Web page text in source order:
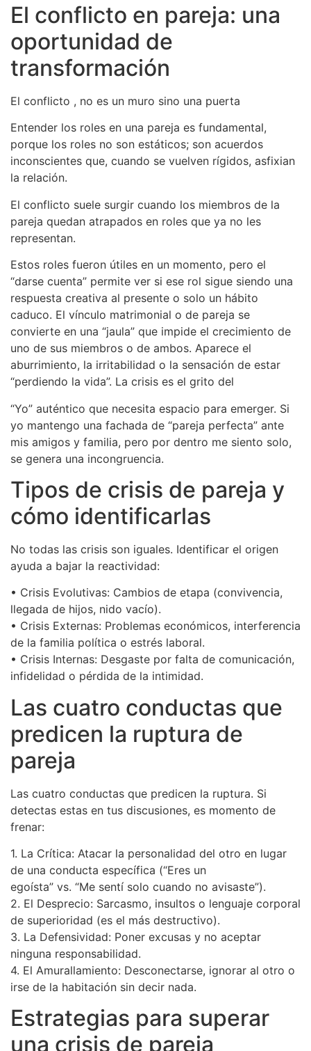
El conflicto en pareja: una
oportunidad de
transformación
El conflicto , no es un muro sino una puerta
Entender los roles en una pareja es fundamental,
porque los roles no son estáticos; son acuerdos
inconscientes que, cuando se vuelven rígidos, asfixian
la relación.
El conflicto suele surgir cuando los miembros de la
pareja quedan atrapados en roles que ya no les
representan.
Estos roles fueron útiles en un momento, pero el
“darse cuenta” permite ver si ese rol sigue siendo una
respuesta creativa al presente o solo un hábito
caduco. El vínculo matrimonial o de pareja se
convierte en una “jaula” que impide el crecimiento de
uno de sus miembros o de ambos. Aparece el
aburrimiento, la irritabilidad o la sensación de estar
“perdiendo la vida”. La crisis es el grito del
“Yo” auténtico que necesita espacio para emerger. Si
yo mantengo una fachada de “pareja perfecta” ante
mis amigos y familia, pero por dentro me siento solo,
se genera una incongruencia.
Tipos de crisis de pareja y
cómo identificarlas
No todas las crisis son iguales. Identificar el origen
ayuda a bajar la reactividad:
• Crisis Evolutivas: Cambios de etapa (convivencia,
llegada de hijos, nido vacío).
• Crisis Externas: Problemas económicos, interferencia
de la familia política o estrés laboral.
• Crisis Internas: Desgaste por falta de comunicación,
infidelidad o pérdida de la intimidad.
Las cuatro conductas que
predicen la ruptura de
pareja
Las cuatro conductas que predicen la ruptura. Si
detectas estas en tus discusiones, es momento de
frenar:
1. La Crítica: Atacar la personalidad del otro en lugar
de una conducta específica (“Eres un
egoísta” vs. “Me sentí solo cuando no avisaste”).
2. El Desprecio: Sarcasmo, insultos o lenguaje corporal
de superioridad (es el más destructivo).
3. La Defensividad: Poner excusas y no aceptar
ninguna responsabilidad.
4. El Amurallamiento: Desconectarse, ignorar al otro o
irse de la habitación sin decir nada.
Estrategias para superar
una crisis de pareja